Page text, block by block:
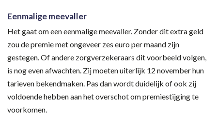
Eenmalige meevaller
Het gaat om een eenmalige meevaller. Zonder dit extra geld
zou de premie met ongeveer zes euro per maand zijn
gestegen. Of andere zorgverzekeraars dit voorbeeld volgen,
is nog even afwachten. Zij moeten uiterlijk 12 november hun
tarieven bekendmaken. Pas dan wordt duidelijk of ook zij
voldoende hebben aan het overschot om premiestijging te
voorkomen.